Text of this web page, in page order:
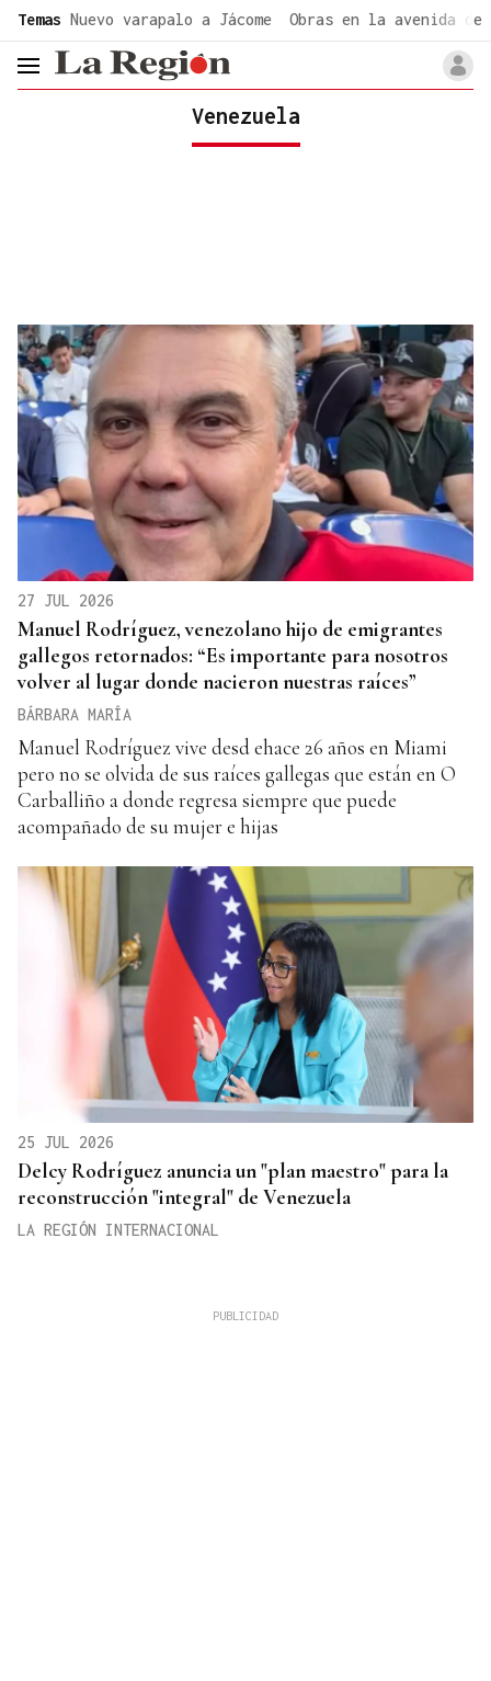
Temas Nuevo varapalo a Jácome Obras en la avenida de
header.menu.open
Venezuela
27 JUL 2026
Manuel Rodríguez, venezolano hijo de emigrantes
gallegos retornados: “Es importante para nosotros
volver al lugar donde nacieron nuestras raíces”
BÁRBARA MARÍA
Manuel Rodríguez vive desd ehace 26 años en Miami
pero no se olvida de sus raíces gallegas que están en O
Carballiño a donde regresa siempre que puede
acompañado de su mujer e hijas
25 JUL 2026
Delcy Rodríguez anuncia un "plan maestro" para la
reconstrucción "integral" de Venezuela
LA REGIÓN INTERNACIONAL